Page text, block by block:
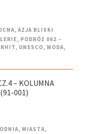
, AZJA BLISKI
, PODRÓŻ 062 –
, UNESCO, WODA,
– KOLUMNA
001)
, MIASTA,